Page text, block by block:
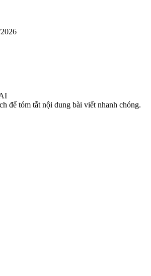
để tóm tắt nội dung bài viết nhanh chóng.